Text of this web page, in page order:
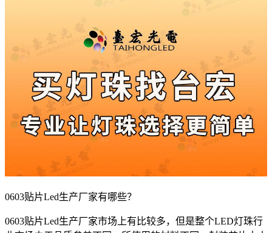
0603贴片Led生产厂家有哪些？
0603贴片Led生产厂家市场上有比较多，但是整个LED灯珠行